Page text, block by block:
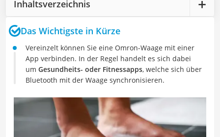
Inhaltsverzeichnis
Das Wichtigste in Kürze
Vereinzelt können Sie eine Omron-Waage mit einer
App verbinden. In der Regel handelt es sich dabei
um Gesundheits- oder Fitnessapps, welche sich über
Bluetooth mit der Waage synchronisieren.